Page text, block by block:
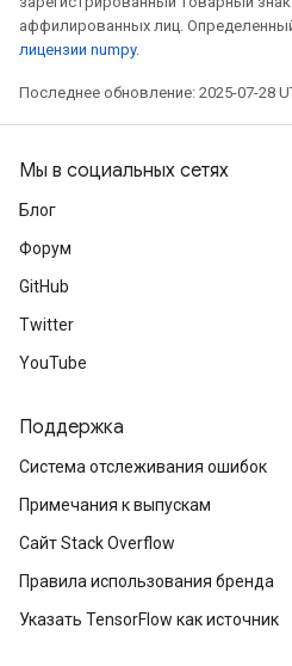
аффилированных лиц.
лицензии numpy.
Последнее обновление: 2025-07-28
Мы в социальных сетях
Блог
Форум
GitHub
Twitter
YouTube
Поддержка
Система отслеживания ошибок
Примечания к выпускам
Сайт Stack Overflow
Правила использования бренда
Указать TensorFlow как источник